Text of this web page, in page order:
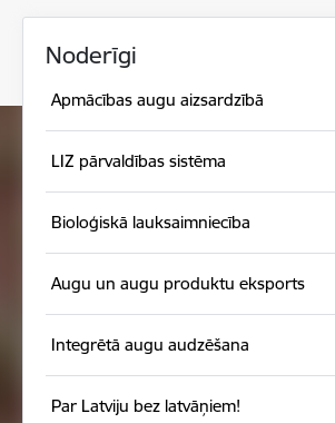
Noderīgi
Apmācības augu aizsardzībā
LIZ pārvaldības sistēma
Bioloģiskā lauksaimniecība
Augu un augu produktu eksports
Integrētā augu audzēšana
Par Latviju bez latvāņiem!